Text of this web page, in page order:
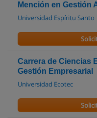
Mención en Gestión
Universidad Espíritu Santo
Carrera de Ciencias
Gestión Empresarial
Universidad Ecotec